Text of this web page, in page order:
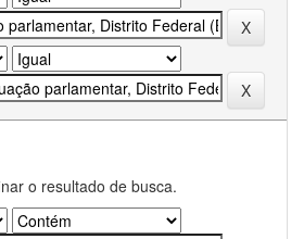
o resultado de busca.